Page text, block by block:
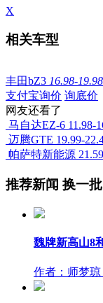
X
相关车型
丰田bZ3 16.98-
支付宝询价 询底价
网友还看了
马自达EZ-6 11.98-
迈腾GTE 19.99-
帕萨特新能源
推荐新闻 换一批
魏牌新高山8
作者：师梦琼